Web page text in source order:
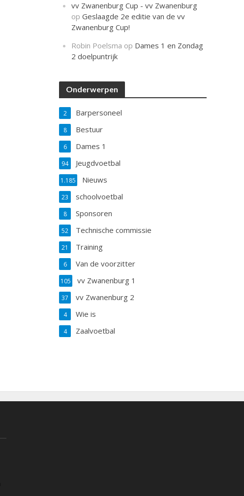
vv Zwanenburg Cup - vv Zwanenburg
opGeslaagde 2e editie van de vv
Zwanenburg Cup!
Robin Poelsma op Dames 1 en Zondag
2 doelpuntrijk
Onderwerpen
Barpersoneel
2
Bestuur
8
Dames 1
6
Jeugdvoetbal
94
Nieuws
1.185
schoolvoetbal
23
Sponsoren
8
Technische commissie
52
Training
21
Van de voorzitter
6
vv Zwanenburg 1
105
vv Zwanenburg 2
37
Wie is
4
Zaalvoetbal
4